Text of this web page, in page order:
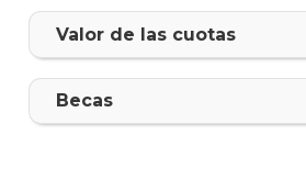
Valor de las cuotas
Becas